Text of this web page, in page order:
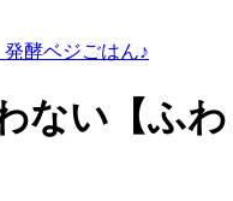
酵ベジごはん♪
ない【ふ